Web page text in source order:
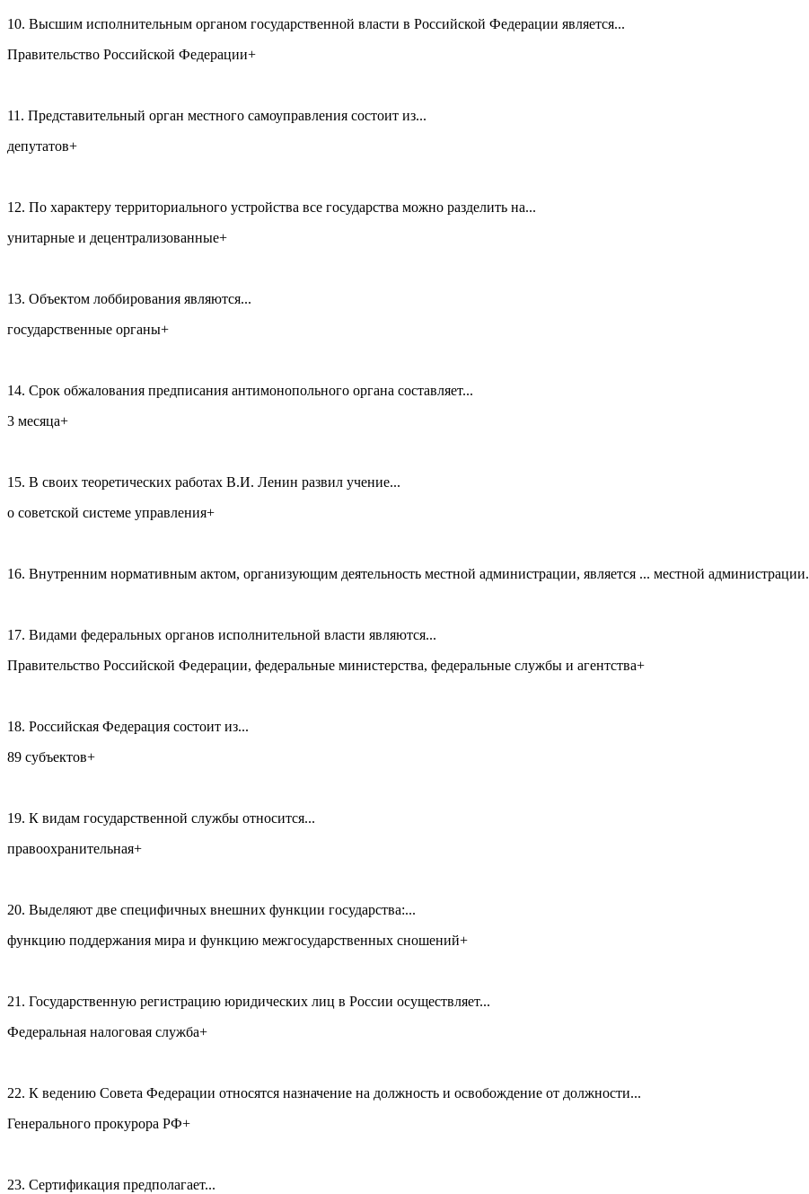
10. Высшим исполнительным органом государственной власти в Российской Федерации является...
Правительство Российской Федерации+
11. Представительный орган местного самоуправления состоит из...
депутатов+
12. По характеру территориального устройства все государства можно разделить на...
унитарные и децентрализованные+
13. Объектом лоббирования являются...
государственные органы+
14. Срок обжалования предписания антимонопольного органа составляет...
3 месяца+
15. В своих теоретических работах В.И. Ленин развил учение...
о советской системе управления+
16. Внутренним нормативным актом, организующим деятельность местной администрации, является ... местной администрации.
17. Видами федеральных органов исполнительной власти являются...
Правительство Российской Федерации, федеральные министерства, федеральные службы и агентства+
18. Российская Федерация состоит из...
89 субъектов+
19. К видам государственной службы относится...
правоохранительная+
20. Выделяют две специфичных внешних функции государства:...
функцию поддержания мира и функцию межгосударственных сношений+
21. Государственную регистрацию юридических лиц в России осуществляет...
Федеральная налоговая служба+
22. К ведению Совета Федерации относятся назначение на должность и освобождение от должности...
Генерального прокурора РФ+
23. Сертификация предполагает...